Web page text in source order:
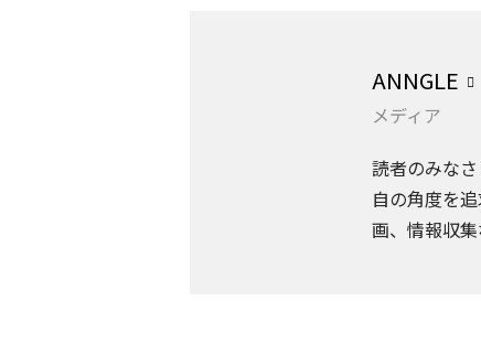
ANNGLE
メディア
読者のみな
自の角度を
画、情報収集